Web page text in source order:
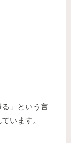
」という言
います。